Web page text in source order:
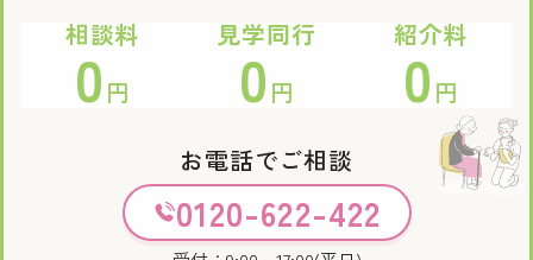
相談料
0 円
見学同行
0 円
紹介料
0 円
お電話でご相談
0120-622-422